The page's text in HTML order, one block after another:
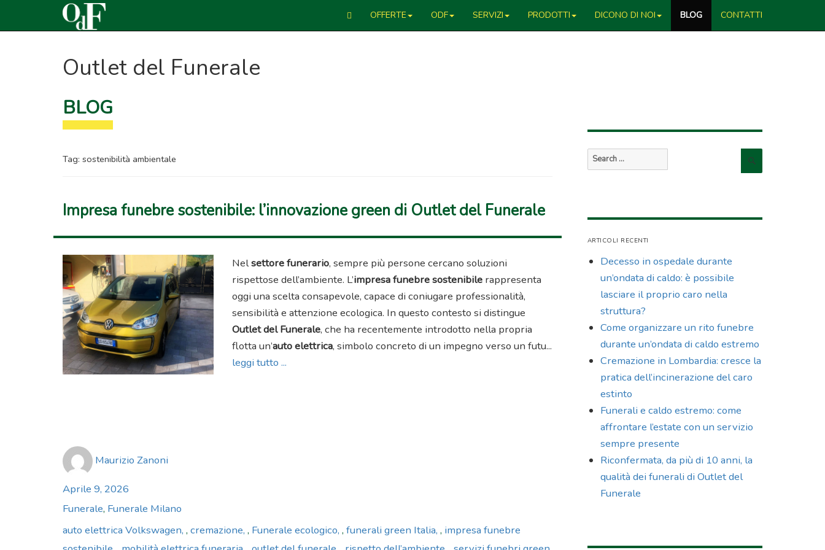
OFFERTE ODF SERVIZI PRODOTTI DICONO DI NOI BLOG CONTATTI
Outlet del Funerale
BLOG
Tag: sostenibilità ambientale
Impresa funebre sostenibile: l’innovazione green di Outlet del Funerale
Nelsettore funerario, sempre più persone cercano soluzioni
rispettose dell’ambiente. L’impresa funebre sostenibilerappresenta
oggi una scelta consapevole, capace di coniugare professionalità,
sensibilità e attenzione ecologica. In questo contesto si distingue
Outlet del Funerale, che ha recentemente introdotto nella propria
flotta un’auto elettrica, simbolo concreto di un impegno verso un futu...
leggi tutto ...
Maurizio Zanoni
Posted
on
Aprile 9, 2026
Categories
Funerale, Funerale Milano
Tags
auto elettrica Volkswagen , cremazione , Funerale ecologico , funerali green Italia , impresa funebre
Search
for:
Search
ARTICOLI RECENTI
Decesso in ospedale durante
un’ondata di caldo: è possibile
lasciare il proprio caro nella
struttura?
Come organizzare un rito funebre
durante un’ondata di caldo estremo
Cremazione in Lombardia: cresce la
pratica dell’incinerazione del caro
estinto
Funerali e caldo estremo: come
affrontare l’estate con un servizio
sempre presente
Riconfermata, da più di 10 anni, la
qualità dei funerali di Outlet del
Funerale